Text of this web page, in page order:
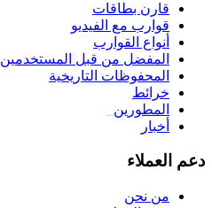
قارن بطاقات
قوارب مع الفيديو
أنواع القوارب
المفضل من قبل المستخدمين
المحفوظات التاريخية
خرائط
المطورين
أخبار
دعم العملاء
من نحن